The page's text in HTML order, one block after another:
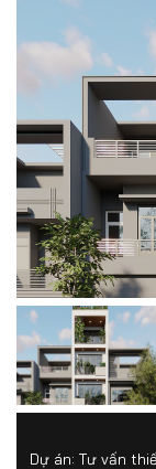
Dự án: Tư vấn